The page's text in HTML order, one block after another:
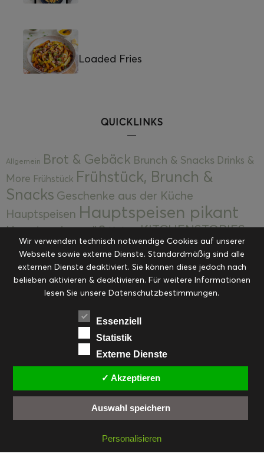
Loaded Fries
QUICKLINKS
Allgemein Brot & Gebäck Brunch & Snacks Drinks &
More Frühstück Frühstück, Brunch &
Snacks Geschenke aus der Küche
Hauptspeisen Hauptspeisen pikant
Hauptspeisen süßKekseKITCHENSTORIES
Kuchen, Torten & Desserts Kuchen und
Desserts Kulinarik Kulinarische Mitbringsel &
Eingemachtes Ohne Kategorie Ostern Resteküche
RezepteSaisonalSliderStartseite
Suppen, Salate & Vorspeisen
Vorspeisen, Salate & Suppen
Weihnachten Workshops & Events
FACEBOOK PINTEREST
EMAIL
INSTAGRAM
© cookiteasy.at by Simone Kemptner | powered byECKER Digital IT Solutions
Wir verwenden technisch notwendige Cookies auf unserer
Webseite sowie externe Dienste. Standardmäßig sind alle
externen Dienste deaktiviert. Sie können diese jedoch nach
belieben aktivieren & deaktivieren. Für weitere Informationen
lesen Sie unsere Datenschutzbestimmungen.
Essenziell
Statistik
Externe Dienste
✓ Akzeptieren
Auswahl speichern
Personalisieren